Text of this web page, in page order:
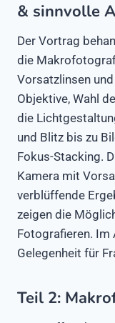
& sinnvolle
Der Vortrag
die
Vorsatzlinsen
Objektive, Wahl
die
und Blitz bis zu
Fokus-Stacking.
Kamera mit
verblüffende
zeigen die
Fotografieren. Im
Gelegenheit für
Teil 2: